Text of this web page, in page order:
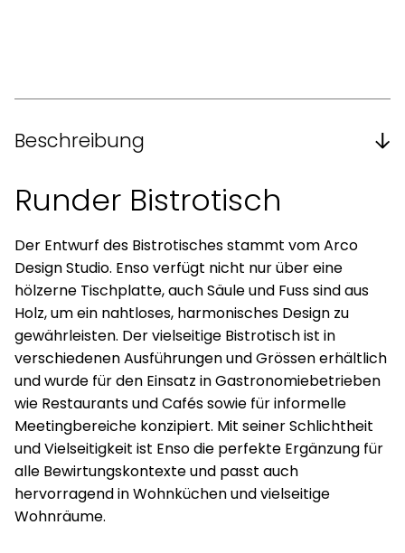
Beschreibung
Runder Bistrotisch
Der Entwurf des Bistrotisches stammt vom Arco
Design Studio. Enso verfügt nicht nur über eine
hölzerne Tischplatte, auch Säule und Fuss sind aus
Holz, um ein nahtloses, harmonisches Design zu
gewährleisten. Der vielseitige Bistrotisch ist in
verschiedenen Ausführungen und Grössen erhältlich
und wurde für den Einsatz in Gastronomiebetrieben
wie Restaurants und Cafés sowie für informelle
Meetingbereiche konzipiert. Mit seiner Schlichtheit
und Vielseitigkeit ist Enso die perfekte Ergänzung für
alle Bewirtungskontexte und passt auch
hervorragend in Wohnküchen und vielseitige
Wohnräume.